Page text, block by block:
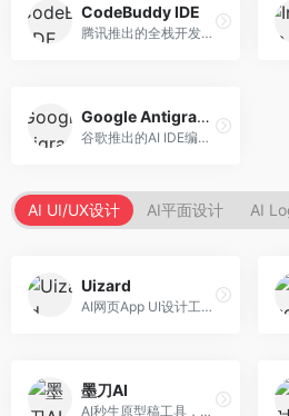
CodeBuddy IDE
腾讯推出的全栈开发AI IDE，整合腾讯云服务。面向开发者，提供代码生成、调试辅助、部署服务等功能，与腾讯云生态深度整合。
Google Antigravity
谷歌推出的AI IDE编程智能体，整合Google Cloud服务。面向谷歌生态开发者，提供智能编程辅助、云服务集成等功能。
AI UI/UX设计 AI平面设计 AI
Uizard
AI网页App UI设计工具，专注于快速界面生成。面向产品经理和设计师，提供线框图转UI、界面生成、设计优化等服务，设计速度快。
墨刀AI
AI秒生原型稿工具，专注于快速原型设计。面向产品经理和设计师，提供原型生成、交互设计、团队协作等服务，原型制作效率高。